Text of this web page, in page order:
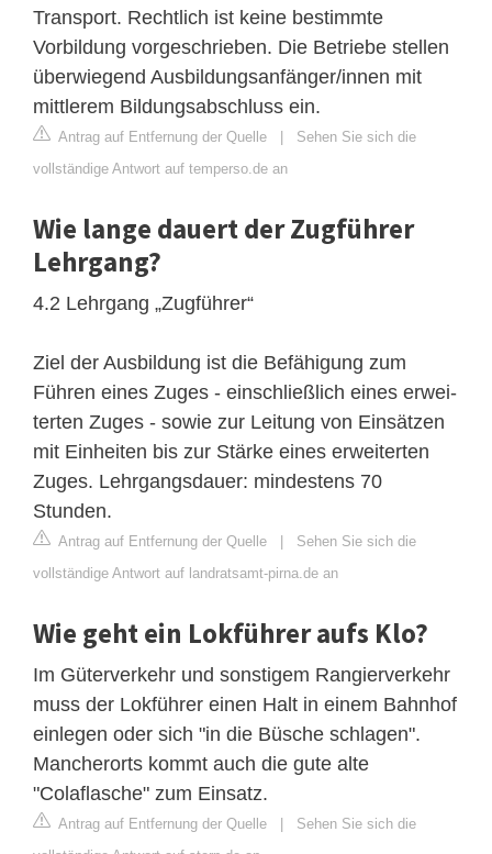
Transport. Rechtlich ist keine bestimmte
Vorbildung vorgeschrieben. Die Betriebe stellen
überwiegend Ausbildungsanfänger/innen mit
mittlerem Bildungsabschluss ein.
Antrag auf Entfernung der Quelle | Sehen Sie sich die
vollständige Antwort auf temperso.de an
Wie lange dauert der Zugführer
Lehrgang?
4.2 Lehrgang „Zugführer“
Ziel der Ausbildung ist die Befähigung zum
Führen eines Zuges - einschließlich eines erwei-
terten Zuges - sowie zur Leitung von Einsätzen
mit Einheiten bis zur Stärke eines erweiterten
Zuges. Lehrgangsdauer: mindestens 70
Stunden.
Antrag auf Entfernung der Quelle | Sehen Sie sich die
vollständige Antwort auf landratsamt-pirna.de an
Wie geht ein Lokführer aufs Klo?
Im Güterverkehr und sonstigem Rangierverkehr
muss der Lokführer einen Halt in einem Bahnhof
einlegen oder sich "in die Büsche schlagen".
Mancherorts kommt auch die gute alte
"Colaflasche" zum Einsatz.
Antrag auf Entfernung der Quelle | Sehen Sie sich die